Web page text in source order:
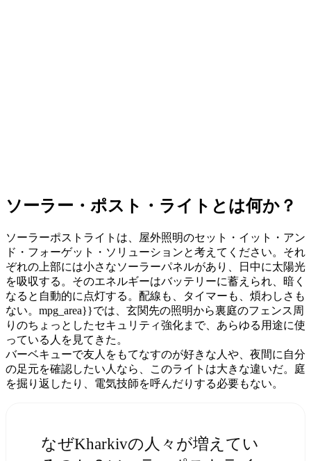
ソーラー・ポスト・ライトとは何か？
ソーラーポストライトは、屋外照明のセット・イット・アン
ド・フォーゲット・ソリューションと考えてください。それ
ぞれの上部には小さなソーラーパネルがあり、日中に太陽光
を吸収する。そのエネルギーはバッテリーに蓄えられ、暗く
なると自動的に点灯する。配線も、タイマーも、煩わしさも
ない。mpg_area}}では、玄関先の照明から裏庭のフェンス周
りのちょっとしたセキュリティ強化まで、あらゆる用途に使
っている人を見てきた。
バーベキューで友人をもてなすのが好きな人や、夜間に自分
の足元を確認したい人なら、このライトは大きな違いだ。庭
を掘り返したり、電気技師を呼んだりする必要もない。
なぜKharkivの人々が増えてい